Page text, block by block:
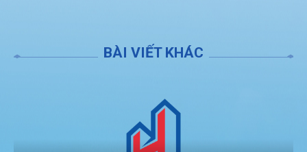
BÀI VIẾT KHÁC